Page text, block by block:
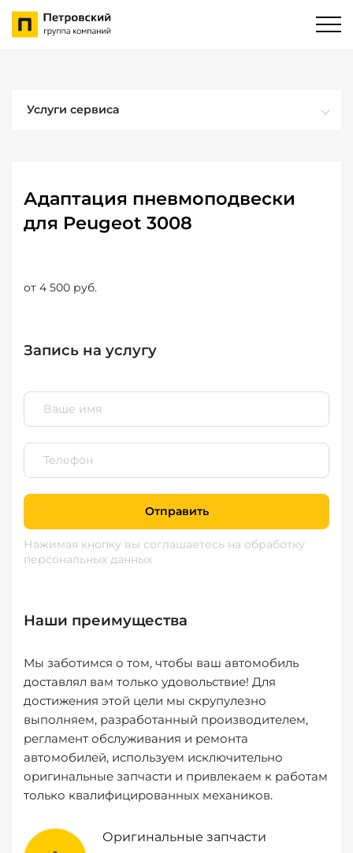
Услуги сервиса
Адаптация пневмоподвески
для Peugeot 3008
от 4 500 руб.
Запись на услугу
Отправить
Нажимая кнопку вы соглашаетесь на обработку
персональных данных
Наши преимущества
Мы заботимся о том, чтобы ваш автомобиль
доставлял вам только удовольствие! Для
достижения этой цели мы скрупулезно
выполняем, разработанный производителем,
регламент обслуживания и ремонта
автомобилей, используем исключительно
оригинальные запчасти и привлекаем к работам
только квалифицированных механиков.
Оригинальные запчасти